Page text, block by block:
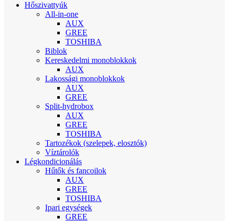
Hőszivattyúk
All-in-one
AUX
GREE
TOSHIBA
Biblok
Kereskedelmi monoblokkok
AUX
Lakossági monoblokkok
AUX
GREE
Split-hydrobox
AUX
GREE
TOSHIBA
Tartozékok (szelepek, elosztók)
Víztárolók
Légkondicionálás
Hűtők és fancoilok
AUX
GREE
TOSHIBA
Ipari egységek
GREE